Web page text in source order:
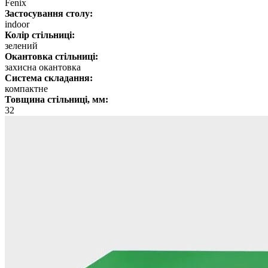
Fenix
Застосування столу:
indoor
Колір стільниці:
зелений
Окантовка стільниці:
захисна окантовка
Система складання:
компактне
Товщина стільниці, мм:
32